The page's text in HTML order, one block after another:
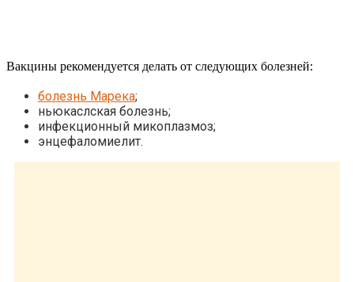
Вакцины рекомендуется делать от следующих болезней:
болезнь Марека;
ньюкаслская болезнь;
инфекционный микоплазмоз;
энцефаломиелит.